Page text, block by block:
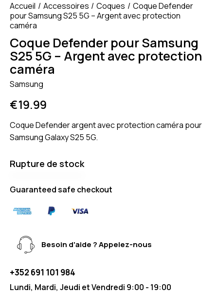
Accueil Accessoires Coques
Coque Defender
pour Samsung S25 5G – Argent avec protection
caméra
Coque Defender pour Samsung
S25 5G – Argent avec protection
caméra
Samsung
€19.99
Coque Defender argent avec protection caméra pour
Samsung Galaxy S25 5G.
Rupture de stock
Guaranteed safe checkout
Besoin d'aide ? Appelez-nous
+352 691 101 984
Lundi, Mardi, Jeudi et Vendredi 9:00 - 19:00